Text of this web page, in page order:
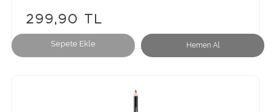
Sepete Ekle Hemen Al
299,90 TL